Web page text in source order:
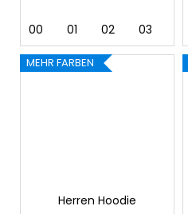
00 01 02 03
MEHR FARBEN
Herren Hoodie